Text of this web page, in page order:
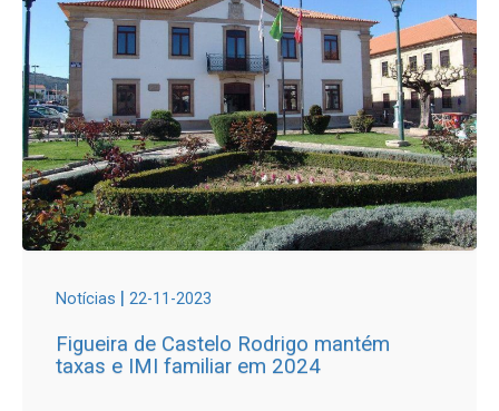
Notícias | 22-11-2023
Figueira de Castelo Rodrigo mantém
taxas e IMI familiar em 2024